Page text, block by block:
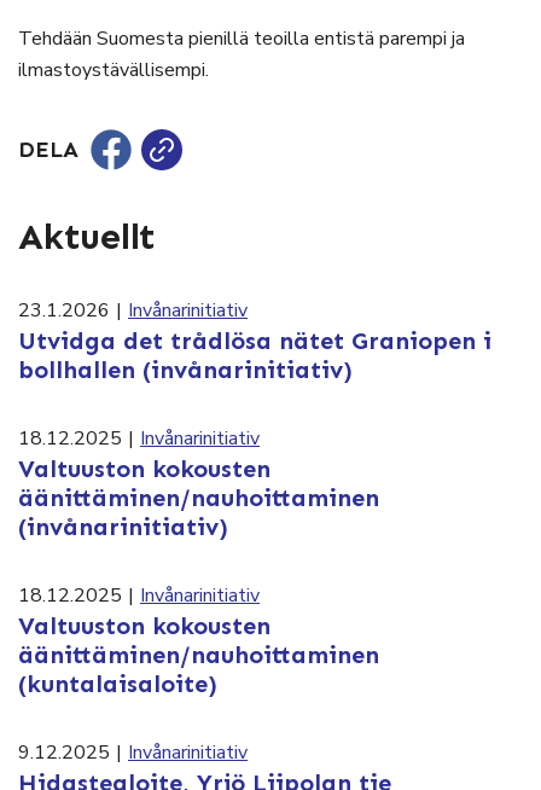
Tehdään Suomesta pienillä teoilla entistä parempi ja
ilmastoystävällisempi.
DELA
Aktuellt
23.1.2026 | Invånarinitiativ
Utvidga det trådlösa nätet Graniopen i
bollhallen (invånarinitiativ)
18.12.2025 | Invånarinitiativ
Valtuuston kokousten
äänittäminen/nauhoittaminen
(invånarinitiativ)
18.12.2025 | Invånarinitiativ
Valtuuston kokousten
äänittäminen/nauhoittaminen
(kuntalaisaloite)
9.12.2025 | Invånarinitiativ
Hidastealoite, Yrjö Liipolan tie